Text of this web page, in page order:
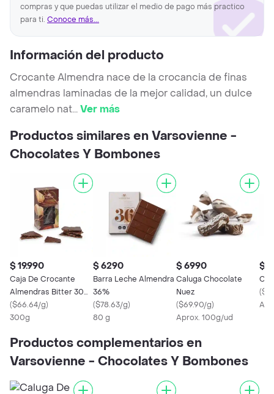
compras y que puedas utilizar el medio de pago más practico
para ti. Conoce más...
Información del producto
Crocante Almendra nace de la crocancia de finas
almendras laminadas de la mejor calidad, un dulce
caramelo nat...Ver más
Productos similares en Varsovienne -
Chocolates Y Bombones
$ 19.990
Caja De Crocante
Almendras Bitter 300
Grs
($66.64/g)
300g
$ 6290
Barra Leche Almendra
36%
($78.63/g)
80 g
$ 6990
Caluga Chocolate
Nuez
($69.90/g)
Aprox. 100g/ud
$
(
Productos complementarios en
Varsovienne - Chocolates Y Bombones